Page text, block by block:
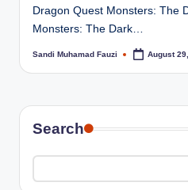
Dragon Quest Monsters: The
Monsters: The Dark…
Posted
Sandi Muhamad Fauzi August
Search